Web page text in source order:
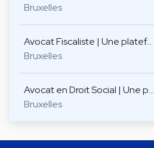
Bruxelles
Avocat Fiscaliste | Une platef…
Bruxelles
Avocat en Droit Social | Une p…
Bruxelles